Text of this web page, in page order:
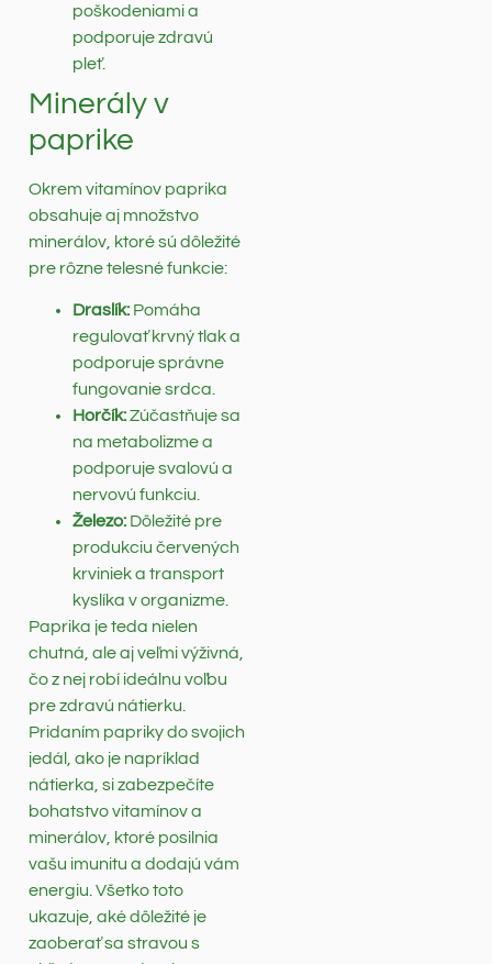
poškodeniami a
podporuje zdravú
pleť.
Minerály v
paprike
Okrem vitamínov paprika
obsahuje aj množstvo
minerálov, ktoré sú dôležité
pre rôzne telesné funkcie:
Draslík: Pomáha
regulovať krvný tlak a
podporuje správne
fungovanie srdca.
Horčík:Zúčastňuje sa
na metabolizme a
podporuje svalovú a
nervovú funkciu.
Železo: Dôležité pre
produkciu červených
krviniek a transport
kyslíka v organizme.
Paprika je teda nielen
chutná, ale aj veľmi výživná,
čo z nej robí ideálnu voľbu
pre zdravú nátierku.
Pridaním papriky do svojich
jedál, ako je napríklad
nátierka, si zabezpečíte
bohatstvo vitamínov a
minerálov, ktoré posilnia
vašu imunitu a dodajú vám
energiu. Všetko toto
ukazuje, aké dôležité je
zaoberať sa stravou s